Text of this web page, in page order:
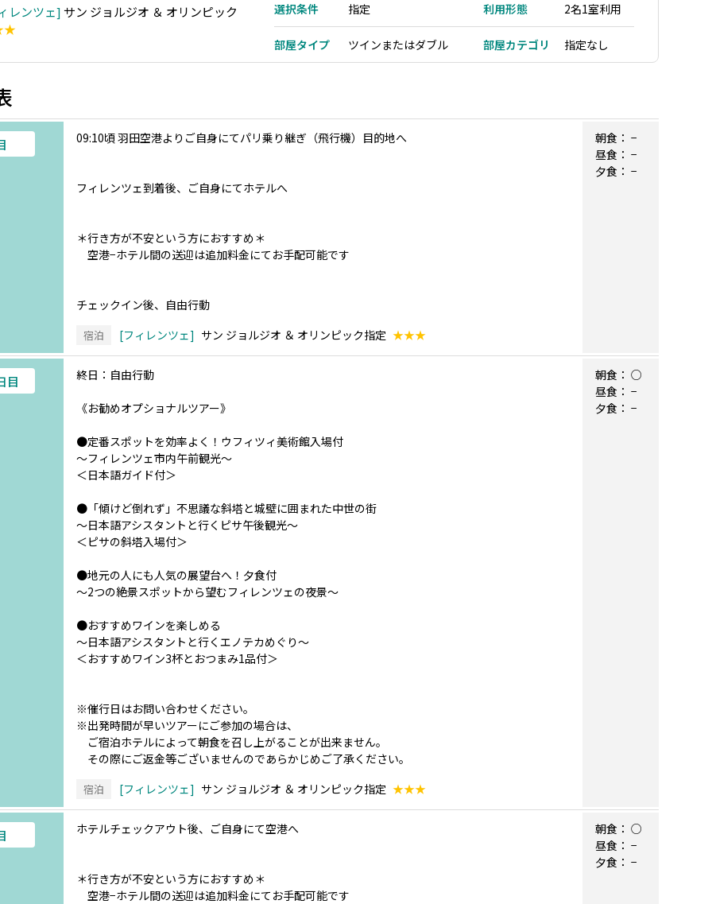
レンツェ サン ジョルジオ ＆ オリンピック
選択条件 指定 利用形態 2名1室利用
部屋タイプ ツインまたはダブル 部屋カテゴリ 指定なし
09:10頃 羽田空港よりご自身にてパリ乗り継ぎ（飛行機）目的地へ
フィレンツェ到着後、ご自身にてホテルへ
＊行き方が不安という方におすすめ＊
空港−ホテル間の送迎は追加料金にてお手配可能です
チェックイン後、自由行動
宿泊 フィレンツェ サン ジョルジオ ＆ オリンピック指定 ★★★
朝食： −
昼食： −
夕食： −
目 終日：自由行動
《お勧めオプショナルツアー》
●定番スポットを効率よく！ウフィツィ美術館入場付
～フィレンツェ市内午前観光～
＜日本語ガイド付＞
●「傾けど倒れず」不思議な斜塔と城壁に囲まれた中世の街
～日本語アシスタントと行くピサ午後観光～
＜ピサの斜塔入場付＞
●地元の人にも人気の展望台へ！夕食付
～2つの絶景スポットから望むフィレンツェの夜景～
●おすすめワインを楽しめる
～日本語アシスタントと行くエノテカめぐり～
＜おすすめワイン3杯とおつまみ1品付＞
※催行日はお問い合わせください。
※出発時間が早いツアーにご参加の場合は、
ご宿泊ホテルによって朝食を召し上がることが出来ません。
その際にご返金等ございませんのであらかじめご了承ください。
宿泊 フィレンツェ サン ジョルジオ ＆ オリンピック指定 ★★★
朝食： ○
昼食： −
夕食： −
ホテルチェックアウト後、ご自身にて空港へ
＊行き方が不安という方におすすめ＊
空港−ホテル間の送迎は追加料金にてお手配可能です
朝食： ○
昼食： −
夕食： −